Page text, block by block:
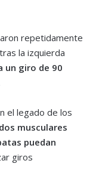
repetidamente
la izquierda
un giro de 90
el legado de los
musculares
puedan
giros